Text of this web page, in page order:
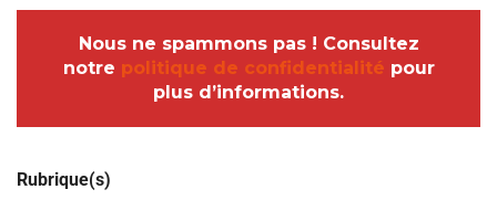
Nous ne spammons pas ! Consultez
notre politique de confidentialité pour
plus d’informations.
Rubrique(s)